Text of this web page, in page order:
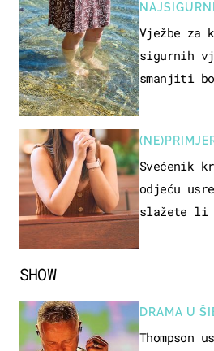
SHOW
DRAMA U
Thompson
REKREACIJE
Vježbe za
sigurnih
smanjiti
Svećenik
odjeću
slažete li